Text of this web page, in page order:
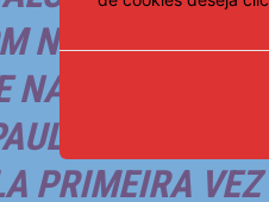
NENHUM
NASCEU EM
COM 7
PRIMEIRA